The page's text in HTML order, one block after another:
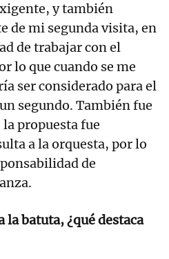
y también
de mi segunda visita, en
de trabajar con el
lo que cuando se me
ser considerado para el
segundo. También fue
propuesta fue
a la orquesta, por lo
de
la batuta, ¿qué destaca